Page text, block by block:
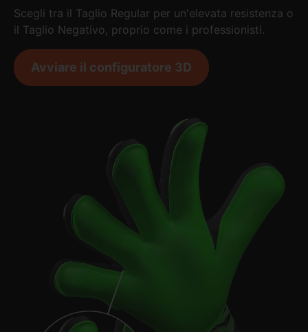
Scegli tra il Taglio Regular per un'elevata resistenza o
il Taglio Negativo, proprio come i professionisti.
Avviare il configuratore 3D